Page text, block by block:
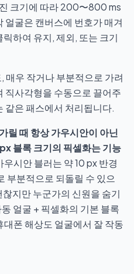
크기에 따라 200〜800 ms
얼굴은 캔버스에 번호가 매겨
하여 유지, 제외, 또는 크기
매우 작거나 부분적으로 가려
직사각형을 수동으로 끌어주
같은 패스에서 처리됩니다.
릴 때 항상 가우시안이 아닌
블록 크기의 픽셀화는 기능
우시안 블러는 약 10 px 반경
부분적으로 되돌릴 수 있으
지만 누군가의 신원을 숨기
얼굴 + 픽셀화의 기본 블록
폰 해상도 얼굴에서 잘 작동